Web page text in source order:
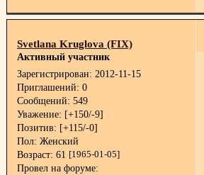
Svetlana Kruglova (FIX)
Активный участник
Зарегистрирован: 2012-11-15
Приглашений: 0
Сообщений: 549
Уважение: [+150/-9]
Позитив: [+115/-0]
Пол: Женский
Возраст: 61 [1965-01-05]
Провел на форуме: